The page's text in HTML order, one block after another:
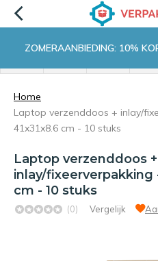
ZOMERAANBIEDING: 10%
Home
Laptop verzenddoos + inlay/
41x31x8.6 cm - 10 stuks
Laptop verzenddoos +
inlay/fixeerverpakking
cm - 10 stuks
(0) Vergelijk